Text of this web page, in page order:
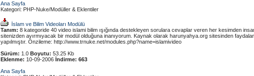
Ana Sayfa
Kategori: PHP-Nuke/Modüller & Eklentiler
İslam ve Bilim Videoları Modülü
Tanım: 8 kategoride 40 video islami bilim ışığında destekleyen sorulara cevaplar veren her kesimden
sitenizden ayırmıyacak bir modül olduğuna inanıyorum. Kaynak olarak harunyahya.org sitesinden
yapılmıştır. Önzileme: http://www.trnuke.net/modules.php?name=islamivideo
Sürüm: 1.0 Boyutu: 53.25 Kb
Eklenme: 10-09-2006 İndirme: 663
Ana Sayfa